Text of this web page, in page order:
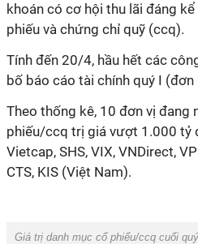
khoán có cơ hội thu lãi đáng
phiếu và chứng chỉ quỹ (ccq).
Tính đến 20/4, hầu hết các
bố báo cáo tài chính quý I
Theo thống kê, 10 đơn vị đang
phiếu/ccq trị giá vượt 1.000 tỷ
Vietcap, SHS, VIX, VNDirect,
CTS, KIS (Việt Nam).
Giá trị danh mục cổ phiếu/ccq cuối